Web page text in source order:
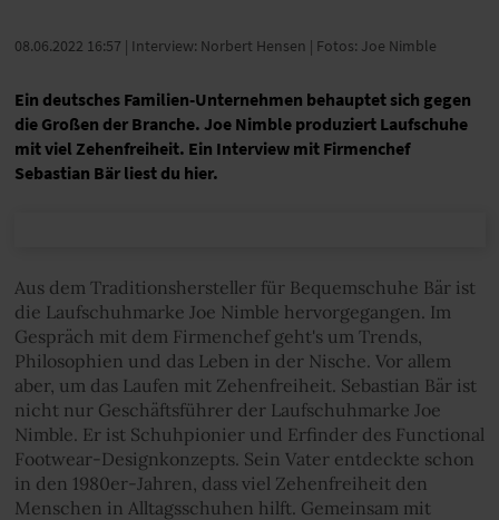
08.06.2022 16:57 | Interview: Norbert Hensen | Fotos: Joe Nimble
Ein deutsches Familien-Unternehmen behauptet sich gegen
die Großen der Branche. Joe Nimble produziert Laufschuhe
mit viel Zehenfreiheit. Ein Interview mit Firmenchef
Sebastian Bär liest du hier.
Aus dem Traditionshersteller für Bequemschuhe Bär ist
die Laufschuhmarke Joe Nimble hervorgegangen. Im
Gespräch mit dem Firmenchef geht's um Trends,
Philosophien und das Leben in der Nische. Vor allem
aber, um das Laufen mit Zehenfreiheit. Sebastian Bär ist
nicht nur Geschäftsführer der Laufschuhmarke Joe
Nimble. Er ist Schuhpionier und Erfinder des Functional
Footwear-Designkonzepts. Sein Vater entdeckte schon
in den 1980er-Jahren, dass viel Zehenfreiheit den
Menschen in Alltagsschuhen hilft. Gemeinsam mit